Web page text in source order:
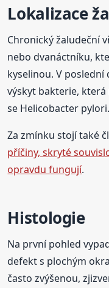
Lokalizace
Chronický žaludeční
nebo dvanáctníku,
kyselinou. V poslední
výskyt bakterie,
se Helicobacter pylori.
Za zmínku stojí také
příčiny, skryté
opravdu fungují.
Histologie
Na první pohled
defekt s plochým
často zvýšenou,